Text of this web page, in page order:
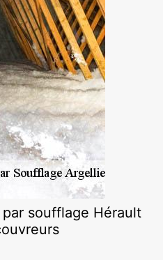
par soufflage Hérault